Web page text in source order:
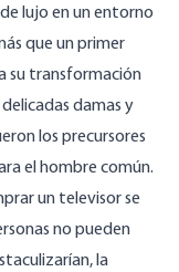
lujo en un entorno
que un primer
su transformación
delicadas damas y
los precursores
el hombre común.
un televisor se
no pueden
la